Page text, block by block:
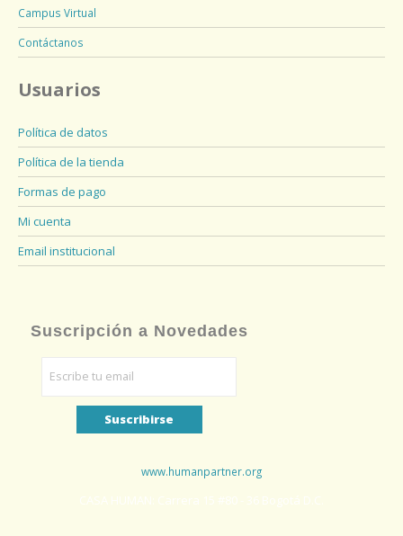
Campus Virtual
Contáctanos
Usuarios
Política de datos
Política de la tienda
Formas de pago
Mi cuenta
Email institucional
Suscripción a Novedades
www.humanpartner.org